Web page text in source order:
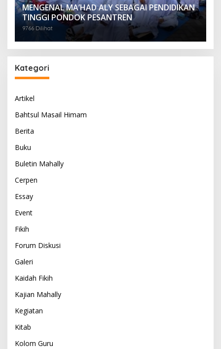
MENGENAL MA’HAD ALY SEBAGAI PENDIDIKAN
TINGGI PONDOK PESANTREN
9766 Dilihat
Kategori
Artikel
Bahtsul Masail Himam
Berita
Buku
Buletin Mahally
Cerpen
Essay
Event
Fikih
Forum Diskusi
Galeri
Kaidah Fikih
Kajian Mahally
Kegiatan
Kitab
Kolom Guru